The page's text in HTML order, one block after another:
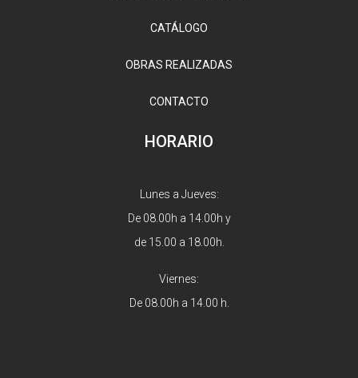
CATÁLOGO
OBRAS REALIZADAS
CONTACTO
HORARIO
Lunes a Jueves:
De 08.00h a 14.00h y
de 15.00 a 18.00h.
Viernes:
De 08.00h a 14.00 h.